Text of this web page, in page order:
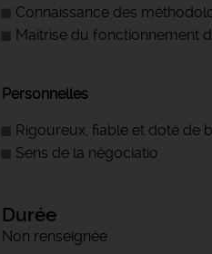
Connaissance des
Maitrise du fonctionnement
Personnelles
Rigoureux, fiable et doté de
Sens de la négociatio
Durée
Non renseignée